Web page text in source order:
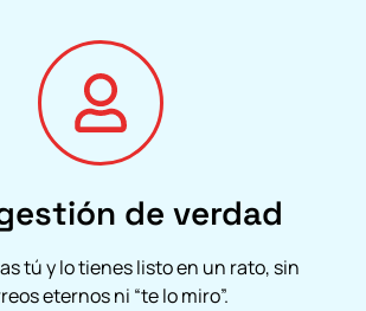
de verdad
tú y lo tienes listo en un rato, sin
eternos ni “te lo miro”.